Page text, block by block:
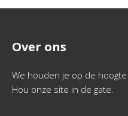
Over ons
We houden je op de
Hou onze site in de gate.